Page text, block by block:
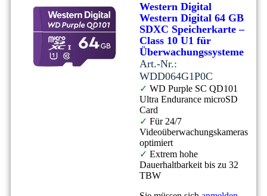
Western Digital
Western Digital 64 GB
SDXC Speicherkarte –
Class 10 U1 für
Überwachungssysteme
Art.-Nr.:
WDD064G1P0C
✓ WD Purple SC QD101
Ultra Endurance microSD
Card
✓ Für 24/7
Videoüberwachungskameras
optimiert
✓ Extrem hohe
Dauerhaltbarkeit bis zu 32
TBW